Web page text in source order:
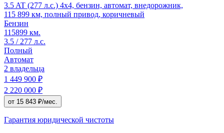
3.5 AT (277 л.с.) 4x4, бензин, автомат, внедорожник,
115 899 км, полный привод, коричневый
Бензин
115899 км.
3.5 / 277 л.с.
Полный
Автомат
2 владельца
1 449 900 ₽
2 220 000 ₽
от 15 843 ₽/мес.
Гарантия юридической чистоты